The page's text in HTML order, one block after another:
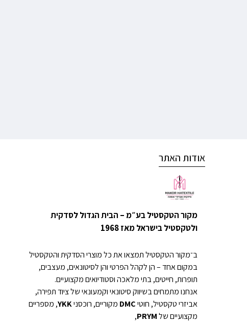
אודות האתר
מקור הטקסטיל בע״מ – הבית הגדול לסדקית
ולטקסטיל בישראל מאז 1968
ב־מקור הטקסטיל תמצאו את כל מוצרי הסדקית והטקסטיל
במקום אחד – הן לקהל הפרטי והן לסיטונאים, מעצבים,
תופרות, חייטים, בתי מלאכה וסטודיואים מקצועיים.
אנחנו מתמחים בשיווק סיטונאי וקמעונאי של ציוד תפירה,
אביזרי טקסטיל, חוטיDMC מקוריים, רוכסניYKK, מספריים
מקצועיים שלPRYM
,